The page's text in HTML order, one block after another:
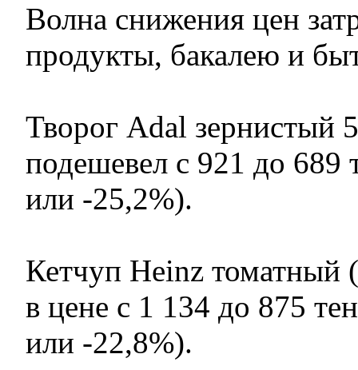
Волна снижения цен
продукты, бакалею и
Творог Adal зернистый
подешевел с 921 до 689
или -25,2%).
Кетчуп Heinz томатный
в цене с 1 134 до 875
или -22,8%).